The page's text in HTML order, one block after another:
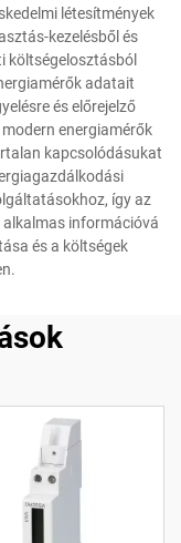
létesítmények
kezelésből és
költségelosztásból
adatait
és előrejelző
energiamérők
kapcsolódásukat
így az
információvá
és a költségek